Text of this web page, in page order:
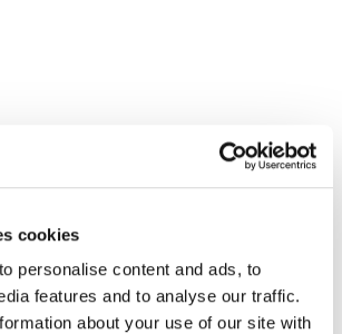
cookies
personalise content and ads, to
features and to analyse our traffic.
about your use of our site with
affrontare il colloquio da